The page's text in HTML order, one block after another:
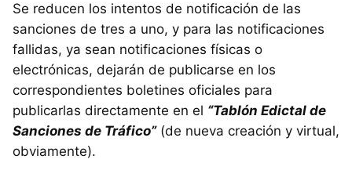
Se reducen los intentos de notificación de las
sanciones de tres a uno, y para las notificaciones
fallidas, ya sean notificaciones físicas o
electrónicas, dejarán de publicarse en los
correspondientes boletines oficiales para
publicarlas directamente en el “Tablón Edictal de
Sanciones de Tráfico”(de nueva creación y virtual,
obviamente).